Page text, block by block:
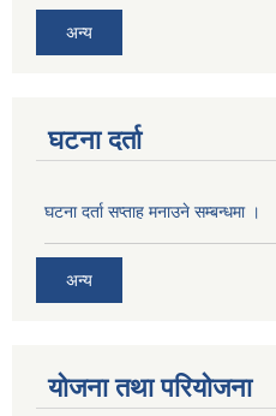
अन्य
घटना दर्ता
घटना दर्ता सप्ताह मनाउने सम्बन्धमा ।
अन्य
योजना तथा परियोजना